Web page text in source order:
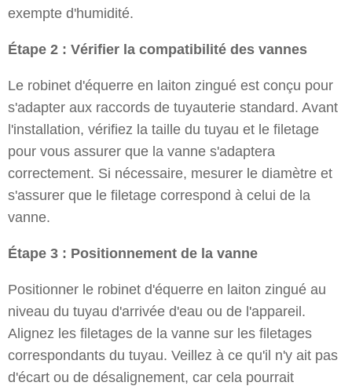
exempte d'humidité.
Étape 2 : Vérifier la compatibilité des vannes
Le robinet d'équerre en laiton zingué est conçu pour
s'adapter aux raccords de tuyauterie standard. Avant
l'installation, vérifiez la taille du tuyau et le filetage
pour vous assurer que la vanne s'adaptera
correctement. Si nécessaire, mesurer le diamètre et
s'assurer que le filetage correspond à celui de la
vanne.
Étape 3 : Positionnement de la vanne
Positionner le robinet d'équerre en laiton zingué au
niveau du tuyau d'arrivée d'eau ou de l'appareil.
Alignez les filetages de la vanne sur les filetages
correspondants du tuyau. Veillez à ce qu'il n'y ait pas
d'écart ou de désalignement, car cela pourrait